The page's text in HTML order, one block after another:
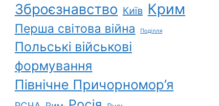
Зброєзнавство Київ Крим
Перша світова війна Поділля
Польські військові
формування
Північне Причорномор’я